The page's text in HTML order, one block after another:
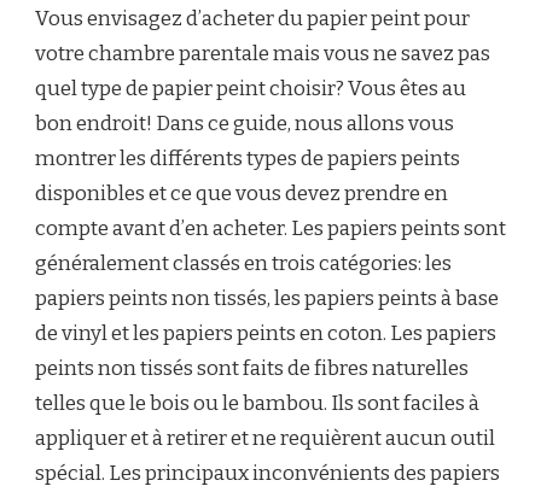
Vous envisagez d’acheter du papier peint pour
votre chambre parentale mais vous ne savez pas
quel type de papier peint choisir? Vous êtes au
bon endroit! Dans ce guide, nous allons vous
montrer les différents types de papiers peints
disponibles et ce que vous devez prendre en
compte avant d’en acheter. Les papiers peints sont
généralement classés en trois catégories: les
papiers peints non tissés, les papiers peints à base
de vinyl et les papiers peints en coton. Les papiers
peints non tissés sont faits de fibres naturelles
telles que le bois ou le bambou. Ils sont faciles à
appliquer et à retirer et ne requièrent aucun outil
spécial. Les principaux inconvénients des papiers